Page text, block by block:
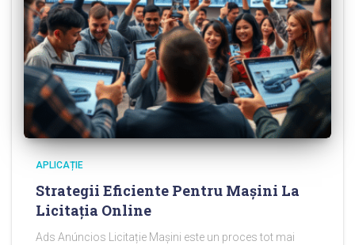
APLICAȚIE
Strategii Eficiente Pentru Mașini La
Licitația Online
Ads Anúncios Licitație Mașini este un proces tot mai